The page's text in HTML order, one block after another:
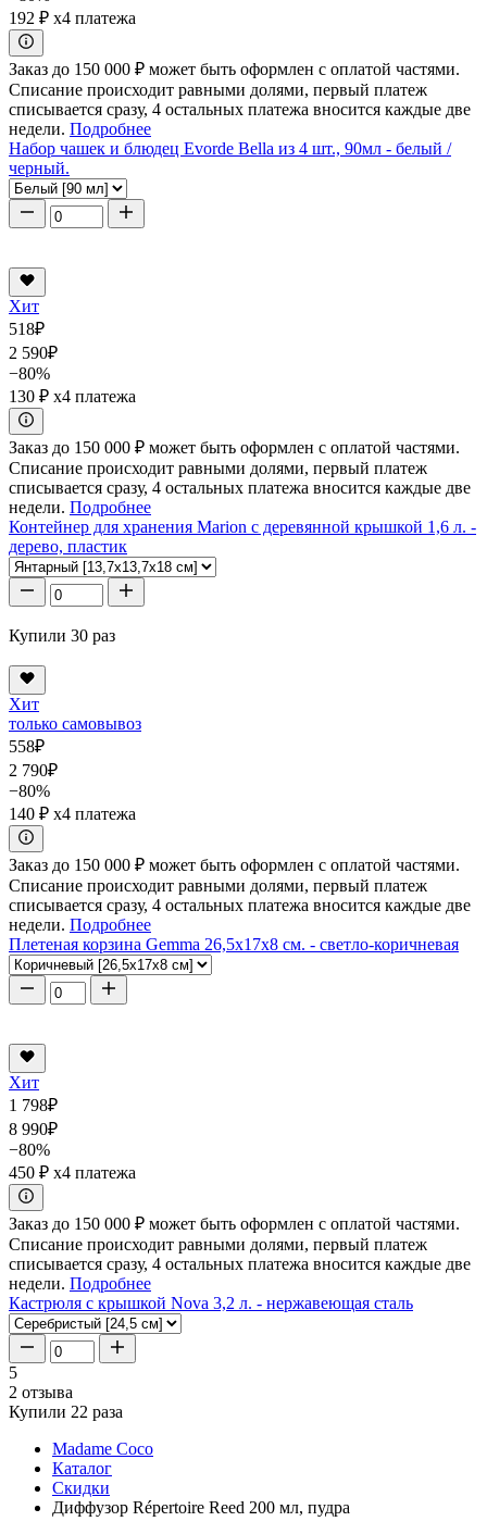
192 ₽ x4 платежа
Заказ до 150 000 ₽ может быть оформлен с оплатой частями.
Списание происходит равными долями, первый платеж
списывается сразу, 4 остальных платежа вносится каждые две
недели. Подробнее
Набор чашек и блюдец Evorde Bella из 4 шт., 90мл - белый /
черный.
Хит
518₽
2 590₽
−80%
130 ₽ x4 платежа
Заказ до 150 000 ₽ может быть оформлен с оплатой частями.
Списание происходит равными долями, первый платеж
списывается сразу, 4 остальных платежа вносится каждые две
недели. Подробнее
Контейнер для хранения Marion с деревянной крышкой 1,6 л. -
дерево, пластик
Купили 30 раз
Хит
только самовывоз
558₽
2 790₽
−80%
140 ₽ x4 платежа
Заказ до 150 000 ₽ может быть оформлен с оплатой частями.
Списание происходит равными долями, первый платеж
списывается сразу, 4 остальных платежа вносится каждые две
недели. Подробнее
Плетеная корзина Gemma 26,5x17x8 см. - светло-коричневая
Хит
1 798₽
8 990₽
−80%
450 ₽ x4 платежа
Заказ до 150 000 ₽ может быть оформлен с оплатой частями.
Списание происходит равными долями, первый платеж
списывается сразу, 4 остальных платежа вносится каждые две
недели. Подробнее
Кастрюля с крышкой Nova 3,2 л. - нержавеющая сталь
5
2 отзыва
Купили 22 раза
Madame Coco
Каталог
Скидки
Диффузор Répertoire Reed 200 мл, пудра